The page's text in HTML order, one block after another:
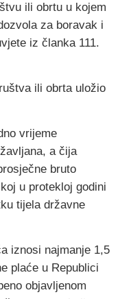
ili obrtu u kojem
za boravak i
iz članka 111.
ili obrta uložio
vrijeme
a čija
bruto
u protekloj godini
tijela državne
iznosi najmanje 1,5
plaće u Republici
objavljenom